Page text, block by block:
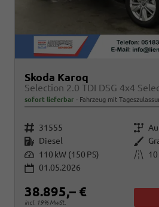
Skoda Karoq
sofort lieferbar Fahrzeug mit
Fahrzeugnr. 31555 Getriebe
Kraftstoff Diesel Außenfarbe
Leistung 110 kW (150 PS) Kilometerstand
01.05.2026
38.895,– €
incl. 19% MwSt.